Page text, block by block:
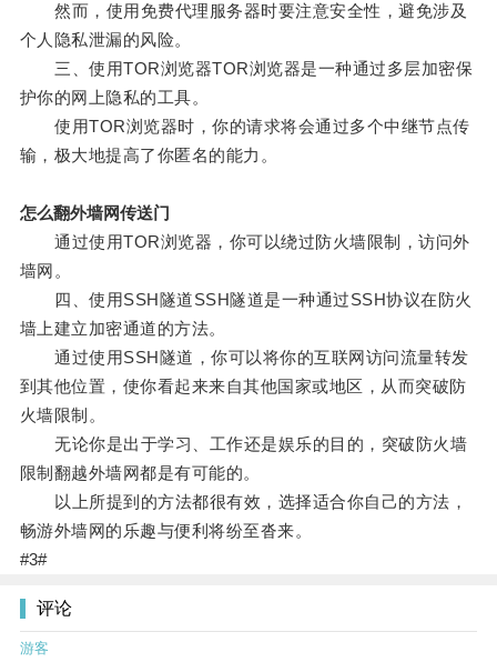
然而，使用免费代理服务器时要注意安全性，避免涉及
个人隐私泄漏的风险。
三、使用TOR浏览器TOR浏览器是一种通过多层加密保
护你的网上隐私的工具。
使用TOR浏览器时，你的请求将会通过多个中继节点传
输，极大地提高了你匿名的能力。
怎么翻外墙网传送门
通过使用TOR浏览器，你可以绕过防火墙限制，访问外
墙网。
四、使用SSH隧道SSH隧道是一种通过SSH协议在防火
墙上建立加密通道的方法。
通过使用SSH隧道，你可以将你的互联网访问流量转发
到其他位置，使你看起来来自其他国家或地区，从而突破防
火墙限制。
无论你是出于学习、工作还是娱乐的目的，突破防火墙
限制翻越外墙网都是有可能的。
以上所提到的方法都很有效，选择适合你自己的方法，
畅游外墙网的乐趣与便利将纷至沓来。
#3#
评论
游客